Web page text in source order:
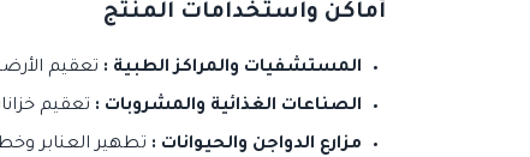
أماكن واستخدامات المنتج
المستشفيات والمراكز الطبية : تعقيم
الصناعات الغذائية والمشروبات : تعقيم
مزارع الدواجن والحيوانات : تطهير العنابر